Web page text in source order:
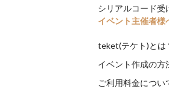
シリアルコード受
イベント主催者様
teket(テケト)とは
イベント作成の方
ご利用料金につい